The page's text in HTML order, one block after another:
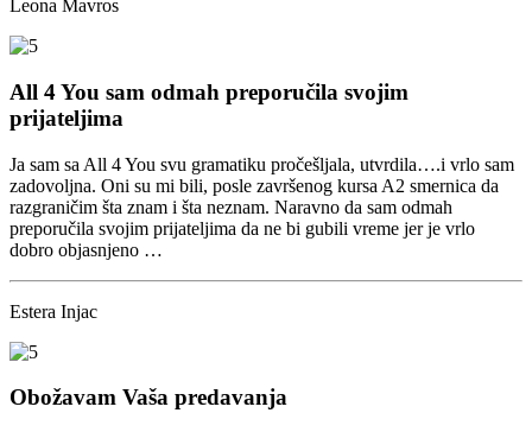
Leona Mavros
All 4 You sam odmah preporučila svojim
prijateljima
Ja sam sa All 4 You svu gramatiku pročešljala, utvrdila….i vrlo sam
zadovoljna. Oni su mi bili, posle završenog kursa A2 smernica da
razgraničim šta znam i šta neznam. Naravno da sam odmah
preporučila svojim prijateljima da ne bi gubili vreme jer je vrlo
dobro objasnjeno …
Estera Injac
Obožavam Vaša predavanja